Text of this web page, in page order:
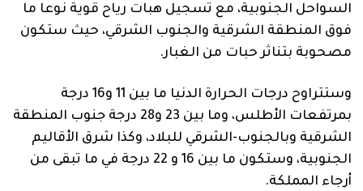
السواحل الجنوبية، مع تسجيل هبات رياح قوية نوعا ما
فوق المنطقة الشرقية والجنوب الشرقي، حيث ستكون
مصحوبة بتناثر حبات من الغبار.
وستتراوح درجات الحرارة الدنيا ما بين 11 و16 درجة
بمرتفعات الأطلس، وما بين 23 و28 درجة جنوب المنطقة
الشرقية وبالجنوب-الشرقي للبلاد، وكذا شرق الأقاليم
الجنوبية، وستكون ما بين 16 و 22 درجة في ما تبقى من
أرجاء المملكة.